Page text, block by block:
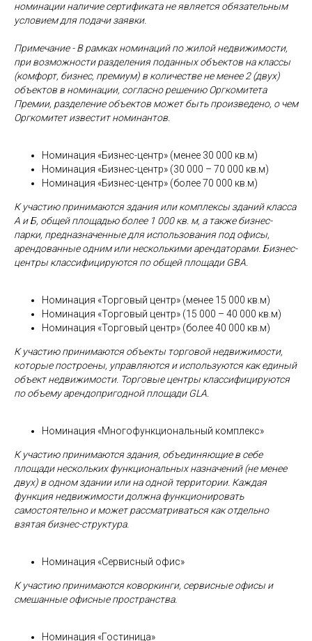
номинации наличие сертификата не является обязательным
условием для подачи заявки.
Примечание - В рамках номинаций по жилой недвижимости,
при возможности разделения поданных объектов на классы
(комфорт, бизнес, премиум) в количестве не менее 2 (двух)
объектов в номинации, согласно решению Оргкомитета
Премии, разделение объектов может быть произведено, о чем
Оргкомитет известит номинантов.
Номинация «Бизнес-центр» (менее 30 000 кв.м)
Номинация «Бизнес-центр» (30 000 – 70 000 кв.м)
Номинация «Бизнес-центр» (более 70 000 кв.м)
К участию принимаются здания или комплексы зданий класса
А и Б, общей площадью более 1 000 кв. м, а также бизнес-
парки, предназначенные для использования под офисы,
арендованные одним или несколькими арендаторами. Бизнес-
центры классифицируются по общей площади GBA.
Номинация «Торговый центр» (менее 15 000 кв.м)
Номинация «Торговый центр» (15 000 – 40 000 кв.м)
Номинация «Торговый центр» (более 40 000 кв.м)
К участию принимаются объекты торговой недвижимости,
которые построены, управляются и используются как единый
объект недвижимости. Торговые центры классифицируются
по объему арендопригодной площади GLA.
Номинация «Многофункциональный комплекс»
К участию принимаются здания, объединяющие в себе
площади нескольких функциональных назначений (не менее
двух) в одном здании или на одной территории. Каждая
функция недвижимости должна функционировать
самостоятельно и может рассматриваться как отдельно
взятая бизнес-структура.
Номинация «Сервисный офис»
К участию принимаются коворкинги, сервисные офисы и
смешанные офисные пространства.
Номинация «Гостиница»